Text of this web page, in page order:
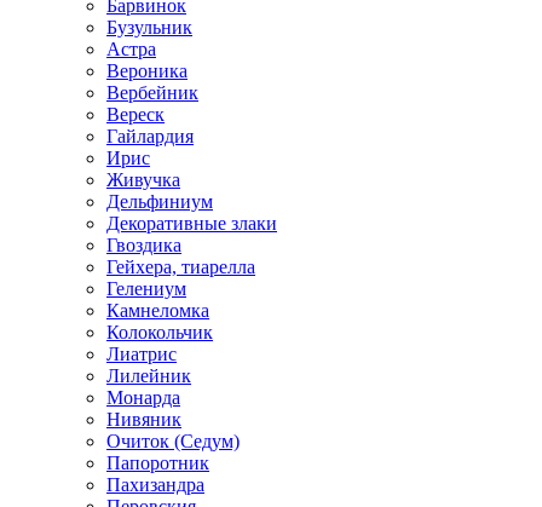
Барвинок
Бузульник
Астра
Вероника
Вербейник
Вереск
Гайлардия
Ирис
Живучка
Дельфиниум
Декоративные злаки
Гвоздика
Гейхера, тиарелла
Гелениум
Камнеломка
Колокольчик
Лиатрис
Лилейник
Монарда
Нивяник
Очиток (Седум)
Папоротник
Пахизандра